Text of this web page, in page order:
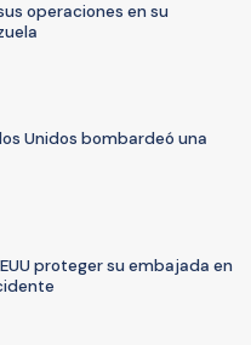
operaciones en su
Unidos bombardeó una
proteger su embajada en